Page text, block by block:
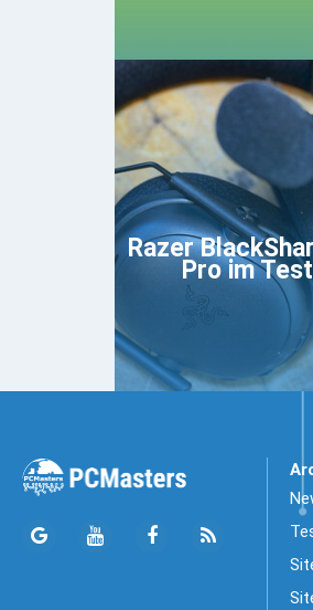
Razer
Pro im Test